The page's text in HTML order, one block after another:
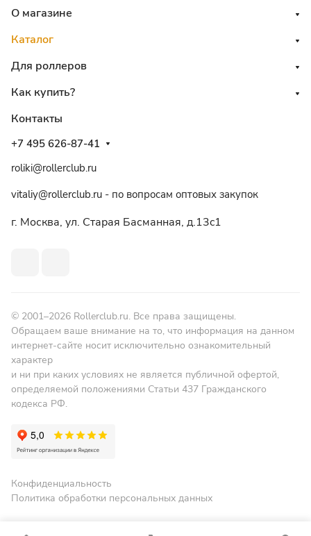
О магазине
Каталог
Для роллеров
Как купить?
Контакты
+7 495 626-87-41
roliki@rollerclub.ru
vitaliy@rollerclub.ru - по вопросам оптовых закупок
г. Москва, ул. Старая Басманная, д.13c1
© 2001–2026 Rollerclub.ru. Все права защищены.
Обращаем ваше внимание на то, что информация на данном
интернет-сайте носит исключительно ознакомительный
характер
и ни при каких условиях не является публичной офертой,
определяемой положениями Статьи 437 Гражданского
кодекса РФ.
Конфиденциальность
Политика обработки персональных данных